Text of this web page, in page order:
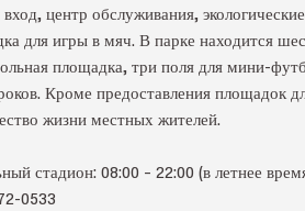
центр обслуживания,
для игры в мяч. В парке находится
площадка, три поля для мини-
Кроме предоставления площадок
жизни местных жителей.
стадион: 08:00 – 22:00 (в летнее
0533